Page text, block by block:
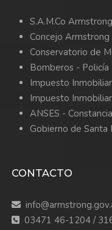
S.A.M.Co Armstrong
Concejo Armstrong
Conservatorio de
Bomberos - Policía
Impuesto
Impuesto
ANSES -
Gobierno de
CONTACTO
03471 46-1204 /